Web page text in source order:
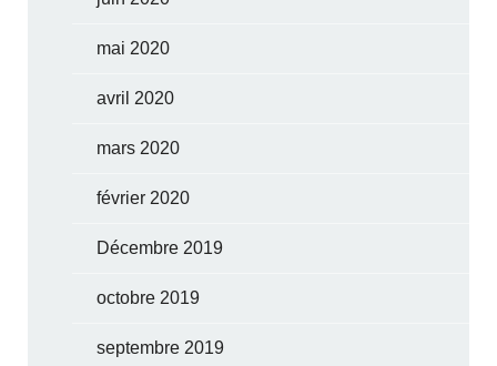
mai 2020
avril 2020
mars 2020
février 2020
Décembre 2019
octobre 2019
septembre 2019